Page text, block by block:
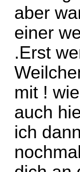
aber
einer
.Erst
mit !
auch
ich